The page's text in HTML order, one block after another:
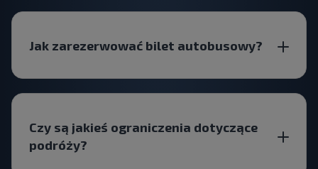
Jak zarezerwować bilet autobusowy?
Czy są jakieś ograniczenia dotyczące
podróży?